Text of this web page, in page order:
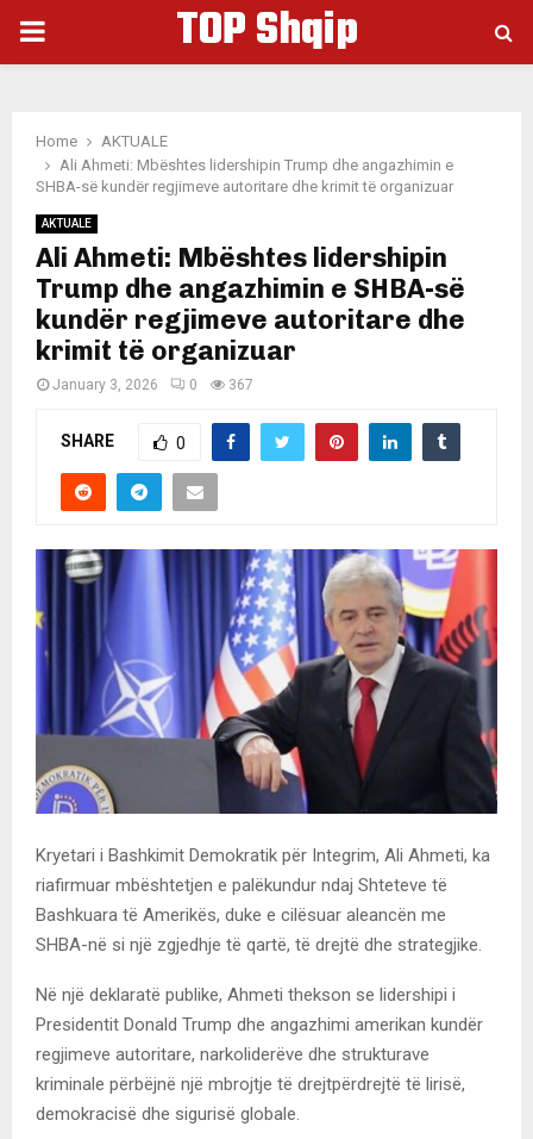
PRIMARY
TOP Shqip
Home
AKTUALE
Ali Ahmeti: Mbështes lidershipin Trump dhe angazhimin e
SHBA-së kundër regjimeve autoritare dhe krimit të organizuar
AKTUALE
Ali Ahmeti: Mbështes lidershipin
Trump dhe angazhimin e SHBA-së
kundër regjimeve autoritare dhe
krimit të organizuar
January 3, 2026 0 367
SHARE 0
Kryetari i Bashkimit Demokratik për Integrim, Ali Ahmeti, ka
riafirmuar mbështetjen e palëkundur ndaj Shteteve të
Bashkuara të Amerikës, duke e cilësuar aleancën me
SHBA-në si një zgjedhje të qartë, të drejtë dhe strategjike.
Në një deklaratë publike, Ahmeti thekson se lidershipi i
Presidentit Donald Trump dhe angazhimi amerikan kundër
regjimeve autoritare, narkoliderëve dhe strukturave
kriminale përbëjnë një mbrojtje të drejtpërdrejtë të lirisë,
demokracisë dhe sigurisë globale.